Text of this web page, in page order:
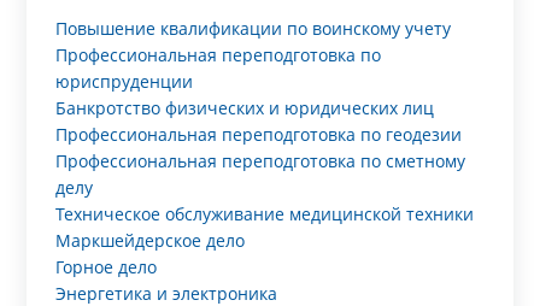
Повышение квалификации по воинскому учету
Профессиональная переподготовка по
юриспруденции
Банкротство физических и юридических лиц
Профессиональная переподготовка по геодезии
Профессиональная переподготовка по сметному
делу
Техническое обслуживание медицинской техники
Маркшейдерское дело
Горное дело
Энергетика и электроника